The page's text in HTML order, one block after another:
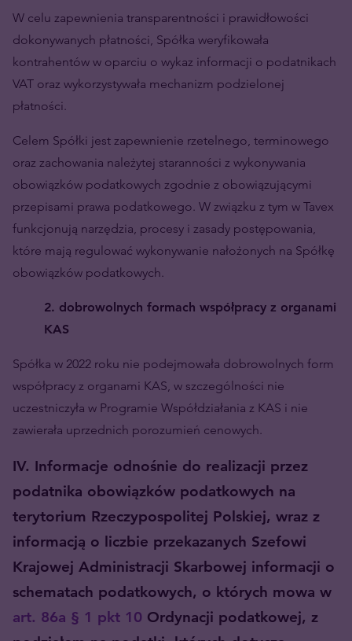
W celu zapewnienia transparentności i prawidłowości
dokonywanych płatności, Spółka weryfikowała
kontrahentów w oparciu o wykaz informacji o podatnikach
VAT oraz wykorzystywała mechanizm podzielonej
płatności.
Celem Spółki jest zapewnienie rzetelnego, terminowego
oraz zachowania należytej staranności z wykonywania
obowiązków podatkowych zgodnie z obowiązującymi
przepisami prawa podatkowego. W związku z tym w Tavex
funkcjonują narzędzia, procesy i zasady postępowania,
które mają regulować wykonywanie nałożonych na Spółkę
obowiązków podatkowych.
2. dobrowolnych formach współpracy z organami
KAS
Spółka w 2022 roku nie podejmowała dobrowolnych form
współpracy z organami KAS, w szczególności nie
uczestniczyła w Programie Współdziałania z KAS i nie
zawierała uprzednich porozumień cenowych.
IV. Informacje odnośnie do realizacji przez
podatnika obowiązków podatkowych na
terytorium Rzeczypospolitej Polskiej, wraz z
informacją o liczbie przekazanych Szefowi
Krajowej Administracji Skarbowej informacji o
schematach podatkowych, o których mowa w
art. 86a § 1 pkt 10 Ordynacji podatkowej, z